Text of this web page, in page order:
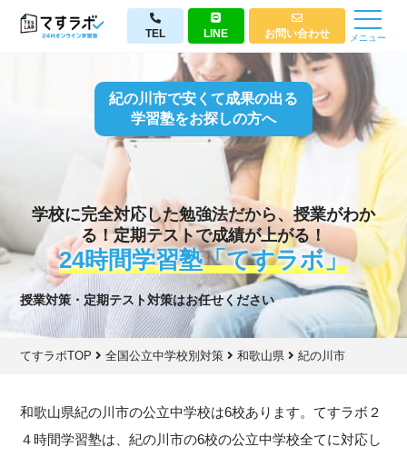
TEL LINE お問い合わせ メニュー
紀の川市で安くて成果の出る
学習塾をお探しの方へ
学校に完全対応した勉強法だから、授業がわか
る！定期テストで成績が上がる！
24時間学習塾「てすラボ」
授業対策・定期テスト対策はお任せください
てすラボTOP 全国公立中学校別対策 和歌山県 紀の川市
和歌山県紀の川市の公立中学校は6校あります。てすラボ２
４時間学習塾は、紀の川市の6校の公立中学校全てに対応し